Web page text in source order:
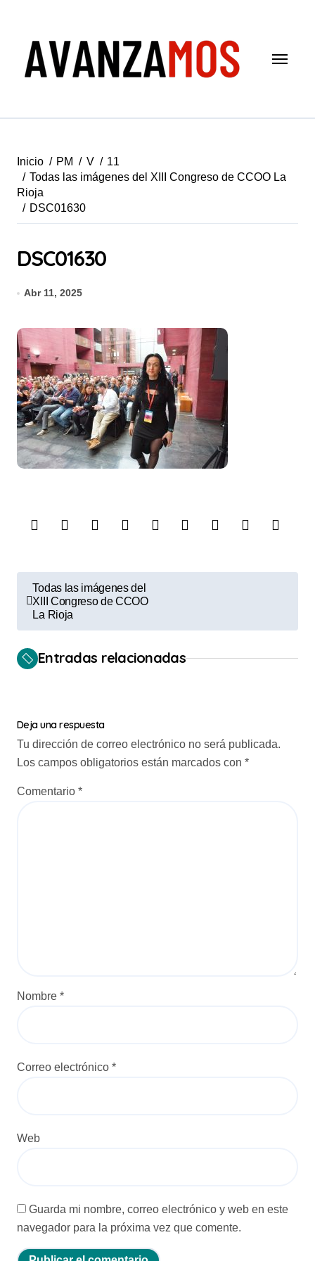
Inicio PM V
11
Todas las imágenes del XIII Congreso de CCOO La
Rioja
DSC01630
DSC01630
Abr 11, 2025
a
v
e
g
c
i
ó
n
a
Todas las imágenes del
XIII Congreso de CCOO
La Rioja
Entradas relacionadas
Deja una respuesta
Tu dirección de correo electrónico no será publicada.
Los campos obligatorios están marcados con *
Comentario *
Nombre *
Correo electrónico *
Web
Guarda mi nombre, correo electrónico y web en este
navegador para la próxima vez que comente.